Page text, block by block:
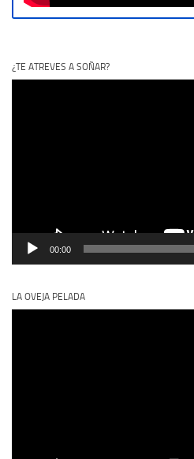
¿TE ATREVES A SOÑAR?
00:00
LA OVEJA PELADA